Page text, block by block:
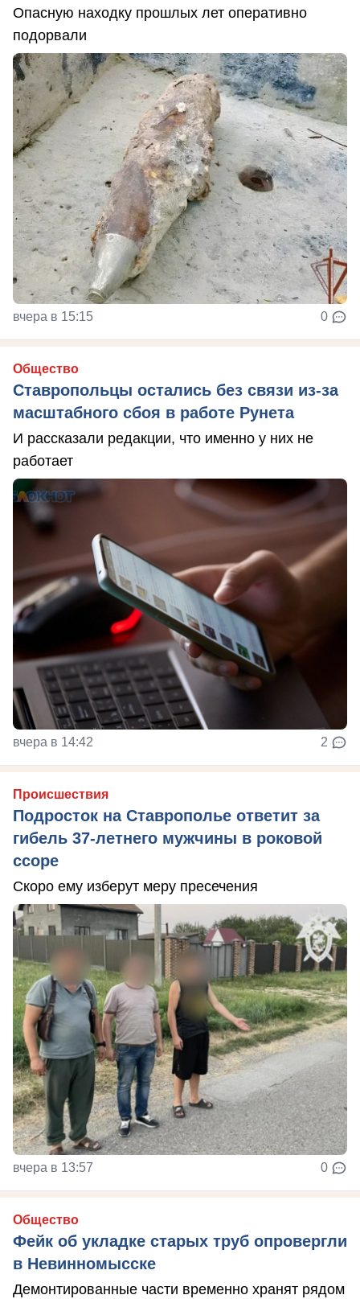
Опасную находку прошлых лет оперативно
подорвали
вчера в 15:15 0
Общество
Ставропольцы остались без связи из-за
масштабного сбоя в работе Рунета
И рассказали редакции, что именно у них не
работает
вчера в 14:42 2
Происшествия
Подросток на Ставрополье ответит за
гибель 37-летнего мужчины в роковой
ссоре
Скоро ему изберут меру пресечения
вчера в 13:57 0
Общество
Фейк об укладке старых труб опровергли
в Невинномысске
Демонтированные части временно хранят рядом